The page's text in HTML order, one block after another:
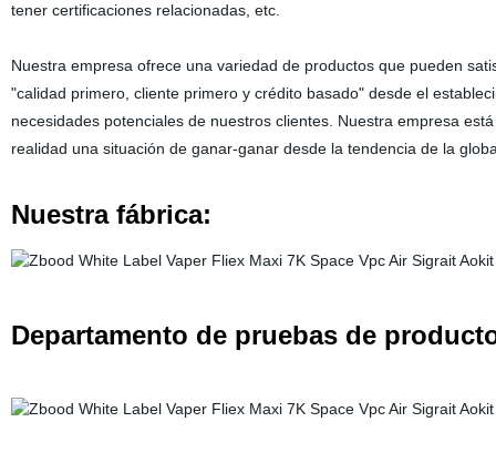
tener certificaciones relacionadas, etc.
Nuestra empresa ofrece una variedad de productos que pueden
"calidad primero, cliente primero y crédito basado" desde el
necesidades potenciales de nuestros clientes. Nuestra empresa
realidad una situación de ganar-ganar desde la tendencia de la
Nuestra fábrica:
Departamento de pruebas de